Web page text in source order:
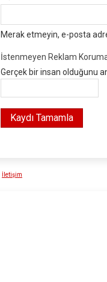
Merak etmeyin, e-posta
İstenmeyen Reklam
Gerçek bir insan olduğunu
İletişim